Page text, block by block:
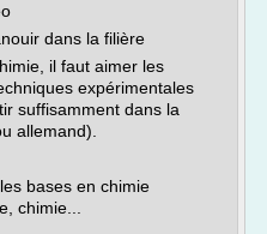
dans la filière
il faut aimer les
expérimentales
suffisamment dans la
allemand).
bases en chimie
chimie...